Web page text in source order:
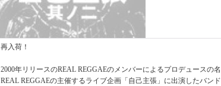
再入荷！
2000年リリースのREAL REGGAEのメンバーによるプロデュースの
REAL REGGAEの主催するライブ企画「自己主張」に出演したバン